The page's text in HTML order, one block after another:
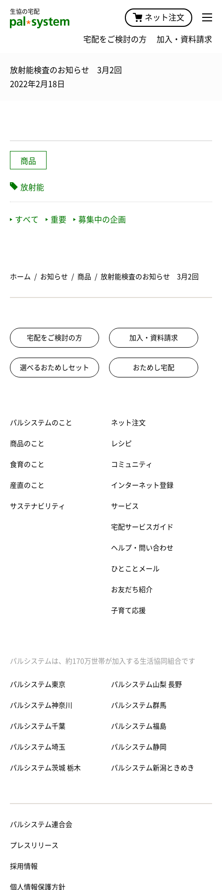
生協の宅配
ネット注文
宅配をご検討の方 加入・資料請求
放射能検査のお知らせ 3月2回
2022年2月18日
商品
放射能
すべて 重要 募集中の企画
ホーム お知らせ 商品 放射能検査のお知らせ 3月2回
宅配をご検討の方 加入・資料請求
選べるおためしセット おためし宅配
パルシステムのこと
商品のこと
食育のこと
産直のこと
サステナビリティ
ネット注文
レシピ
コミュニティ
インターネット登録
サービス
宅配サービスガイド
ヘルプ・問い合わせ
ひとことメール
お友だち紹介
子育て応援
パルシステムは、約170万世帯が加入する生活協同組合です
パルシステム東京
パルシステム神奈川
パルシステム千葉
パルシステム埼玉
パルシステム茨城 栃木
パルシステム山梨 長野
パルシステム群馬
パルシステム福島
パルシステム静岡
パルシステム新潟ときめき
パルシステム連合会
プレスリリース
採用情報
個人情報保護方針